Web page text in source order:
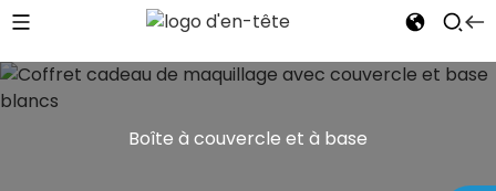
Boîte à couvercle et à base